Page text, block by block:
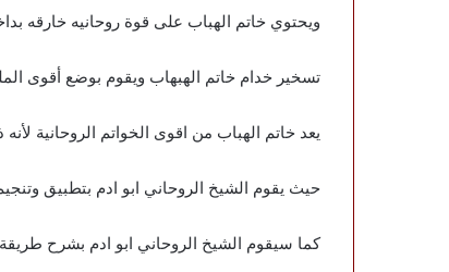
ويحتوي خاتم الهباب على قوة روحانيه خارقه
تسخير خدام خاتم الهبهاب ويقوم بوضع أقوى
يعد خاتم الهباب من اقوى الخواتم الروحانية
حيث يقوم الشيخ الروحاني ابو ادم بتطبيق
كما سيقوم الشيخ الروحاني ابو ادم بشرح